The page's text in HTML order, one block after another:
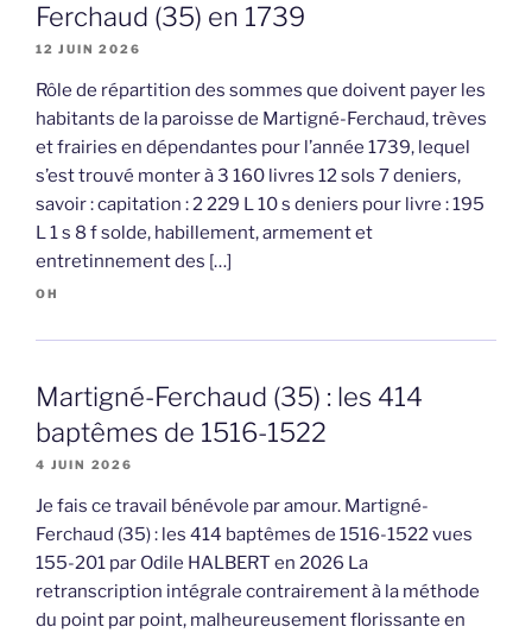
Ferchaud (35) en 1739
12 JUIN 2026
Rôle de répartition des sommes que doivent payer les
habitants de la paroisse de Martigné-Ferchaud, trèves
et frairies en dépendantes pour l’année 1739, lequel
s’est trouvé monter à 3 160 livres 12 sols 7 deniers,
savoir : capitation : 2 229 L 10 s deniers pour livre : 195
L 1 s 8 f solde, habillement, armement et
entretinnement des […]
OH
Martigné-Ferchaud (35) : les 414
baptêmes de 1516-1522
4 JUIN 2026
Je fais ce travail bénévole par amour. Martigné-
Ferchaud (35) : les 414 baptêmes de 1516-1522 vues
155-201 par Odile HALBERT en 2026 La
retranscription intégrale contrairement à la méthode
du point par point, malheureusement florissante en